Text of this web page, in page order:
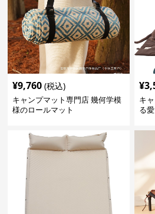
¥9,760 (税込)
キャンプマット専門店 幾何学模
様のロールマット
¥
キ
る